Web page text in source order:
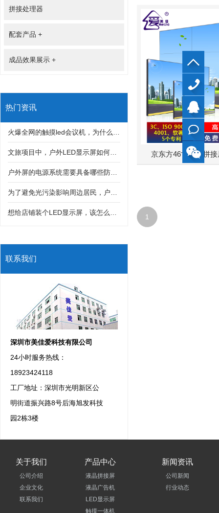
拼接处理器
配套产品 +
成品效果展示 +
热门资讯
联系我们
深圳市美佳爱科技有限公司
24小时服务热线：
18923424118
工厂地址：深圳市光明新区公
明街道振兴路8号后海旭发科技
园2栋3楼
京东方46寸液晶拼
1
关于我们
公司介绍
企业文化
联系我们
产品中心
液晶拼接屏
液晶广告机
LED显示屏
触摸一体机
新闻资讯
公司新闻
行业动态
QQ
在线